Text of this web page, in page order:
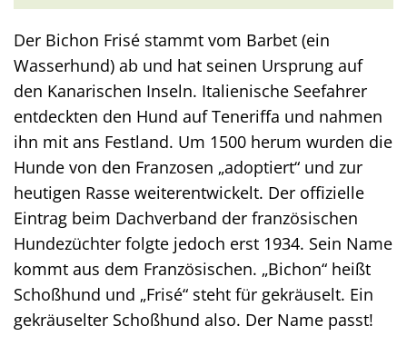
Der Bichon Frisé stammt vom Barbet (ein
Wasserhund) ab und hat seinen Ursprung auf
den Kanarischen Inseln. Italienische Seefahrer
entdeckten den Hund auf Teneriffa und nahmen
ihn mit ans Festland. Um 1500 herum wurden die
Hunde von den Franzosen „adoptiert“ und zur
heutigen Rasse weiterentwickelt. Der offizielle
Eintrag beim Dachverband der französischen
Hundezüchter folgte jedoch erst 1934. Sein Name
kommt aus dem Französischen. „Bichon“ heißt
Schoßhund und „Frisé“ steht für gekräuselt. Ein
gekräuselter Schoßhund also. Der Name passt!